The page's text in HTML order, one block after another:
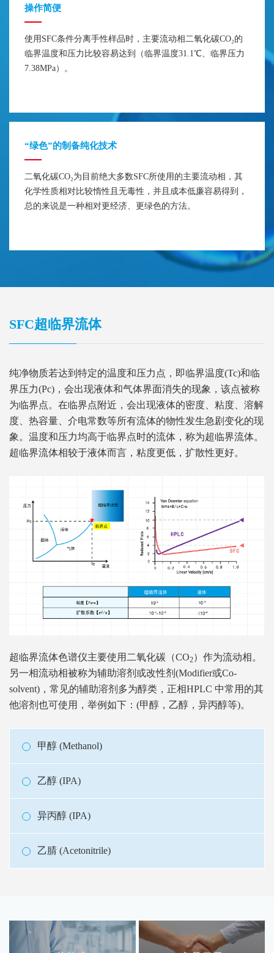
操作简便
使用SFC条件分离手性样品时，主要流动相二氧化碳CO₂的
临界温度和压力比较容易达到（临界温度31.1℃、临界压力
7.38MPa）。
“绿色”的制备纯化技术
二氧化碳CO₂为目前绝大多数SFC所使用的主要流动相，其
化学性质相对比较惰性且无毒性，并且成本低廉容易得到，
总的来说是一种相对更经济、更绿色的方法。
SFC超临界流体
纯净物质若达到特定的温度和压力点，即临界温度(Tc)和临
界压力(Pc)，会出现液体和气体界面消失的现象，该点被称
为临界点。在临界点附近，会出现液体的密度、粘度、溶解
度、热容量、介电常数等所有流体的物性发生急剧变化的现
象。温度和压力均高于临界点时的流体，称为超临界流体。
超临界流体相较于液体而言，粘度更低，扩散性更好。
超临界流体色谱仪主要使用二氧化碳（CO2）作为流动相。
另一相流动相被称为辅助溶剂或改性剂(Modifier或Co-
solvent)，常见的辅助溶剂多为醇类，正相HPLC 中常用的其
他溶剂也可使用，举例如下：(甲醇，乙醇，异丙醇等)。
甲醇 (Methanol)
乙醇 (IPA)
异丙醇 (IPA)
乙腈 (Acetonitrile)